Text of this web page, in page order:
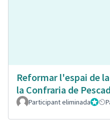
Reformar l'espai de
la Confraria de
Participant eliminada